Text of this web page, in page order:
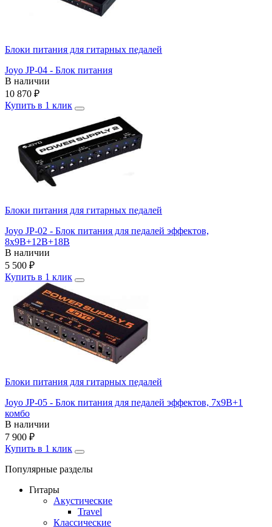
Блоки питания для гитарных педалей
Joyo JP-04 - Блок питания
В наличии
10 870 ₽
Купить в 1 клик
Блоки питания для гитарных педалей
Joyo JP-02 - Блок питания для педалей эффектов,
8х9В+12В+18В
В наличии
5 500 ₽
Купить в 1 клик
Блоки питания для гитарных педалей
Joyo JP-05 - Блок питания для педалей эффектов, 7х9В+1
комбо
В наличии
7 900 ₽
Купить в 1 клик
Популярные разделы
Гитары
Акустические
Travel
Классические